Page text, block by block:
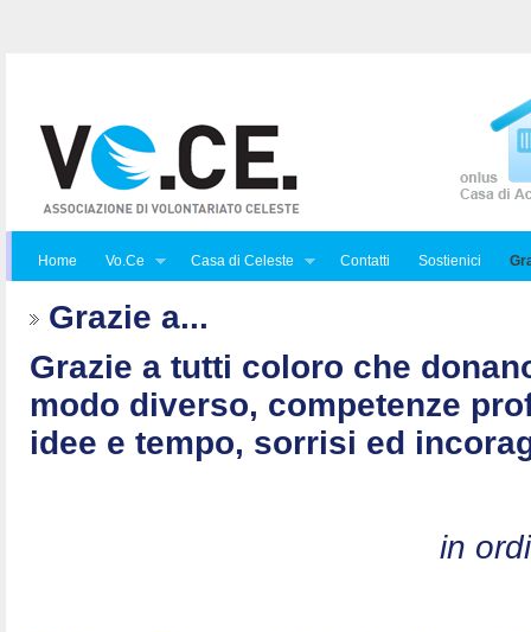
Home Vo.Ce Casa di Celeste Contatti Sostienici
Grazie a...
Grazie a tutti coloro che
modo diverso, competenze
idee e tempo, sorrisi ed
in